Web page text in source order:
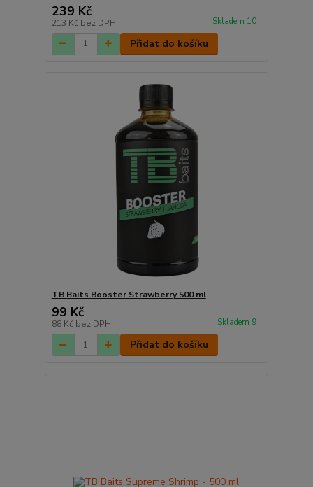
239 Kč
213 Kč bez DPH Skladem 10
Přidat do košíku
TB Baits Booster Strawberry 500 ml
99 Kč
88 Kč bez DPH Skladem 9
Přidat do košíku